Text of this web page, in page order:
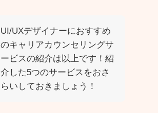
UI/UXデザイナーにおすすめ
のキャリアカウンセリングサ
ービスの紹介は以上です！紹
介した5つのサービスをおさ
らいしておきましょう！